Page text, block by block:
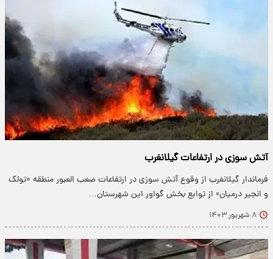
آتش سوزی در ارتفاعات گیلانغرب
فرماندار گیلانغرب از وقوع آتش سوزی در ارتفاعات صعب العبور منطقه «تولک
و انجیر درمیان» از توابع بخش گواور این شهرستان…
۸ شهریور ۱۴۰۳